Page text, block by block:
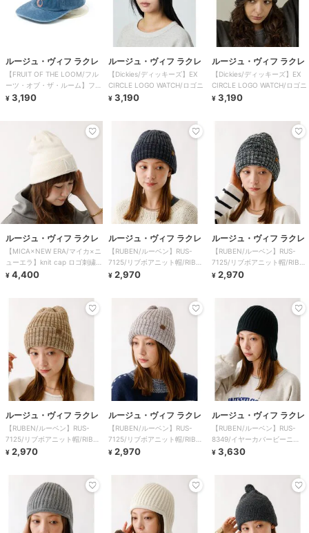
ルージュ・ヴィフ ラクレ
【FRUIT OF THE LOOM/フル
ーツ・オブ・ザ・ルーム】フル
ーツモチー
¥ 3,190
ルージュ・ヴィフ ラクレ
【Dickies/ディッキーズ】EX
CIRCLE LOGO WATCH/ロゴニ
¥ 3,190
ルージュ・ヴィフ ラクレ
【Dickies/ディッキーズ】EX
CIRCLE LOGO WATCH/ロゴニ
¥ 3,190
ルージュ・ヴィフ ラクレ
【MICA×NEW ERA/マイカ×ニ
ューエラ】knit cap ロゴ刺繍ニ
ット
¥ 4,400
ルージュ・ヴィフ ラクレ
【RUBEN/ルーベン】RUS-
7125/リブボアニット帽/RIB
BORE W
¥ 2,970
ルージュ・ヴィフ ラクレ
【RUBEN/ルーベン】RUS-
7125/リブボアニット帽/RIB
BORE W
¥ 2,970
ルージュ・ヴィフ ラクレ
【RUBEN/ルーベン】RUS-
7125/リブボアニット帽/RIB
BORE W
¥ 2,970
ルージュ・ヴィフ ラクレ
【RUBEN/ルーベン】RUS-
7125/リブボアニット帽/RIB
BORE W
¥ 2,970
ルージュ・ヴィフ ラクレ
【RUBEN/ルーベン】RUS-
8349/イヤーカバービーニ
ー/EAR COVE
¥ 3,630